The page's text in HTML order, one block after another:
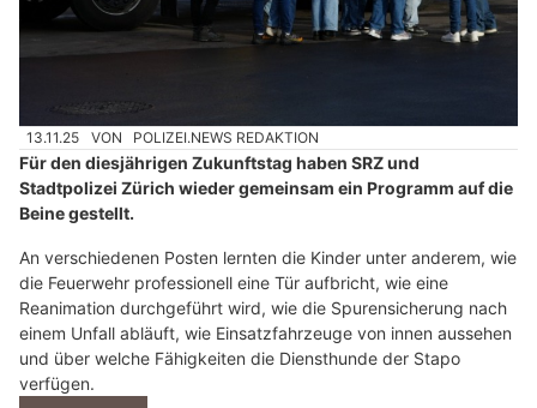
13.11.25 VON POLIZEI.NEWS REDAKTION
Für den diesjährigen Zukunftstag haben SRZ und
Stadtpolizei Zürich​​ wieder gemeinsam ein Programm auf die
Beine gestellt.
An verschiedenen Posten lernten die Kinder unter anderem, wie
die Feuerwehr professionell eine Tür aufbricht, wie eine
Reanimation durchgeführt wird, wie die Spurensicherung nach
einem Unfall abläuft, wie Einsatzfahrzeuge von innen aussehen
und über welche Fähigkeiten die Diensthunde der Stapo
verfügen.